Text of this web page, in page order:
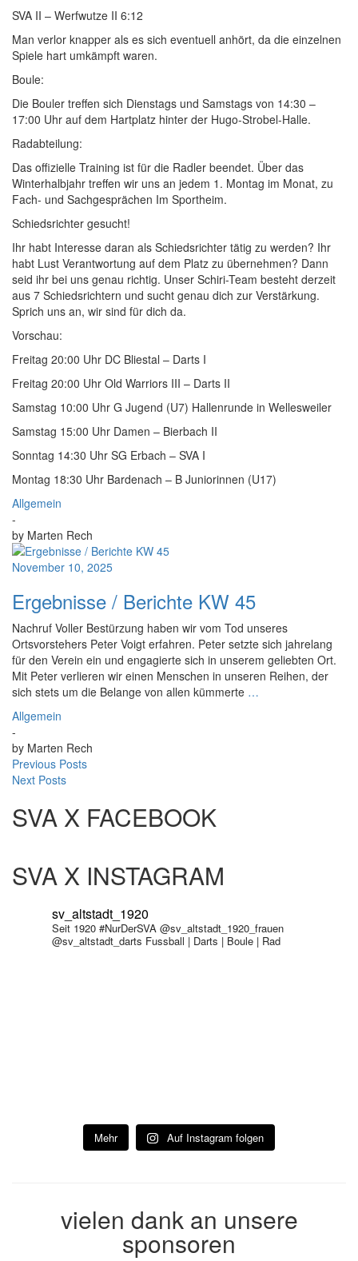
SVA II – Werfwutze II 6:12
Man verlor knapper als es sich eventuell anhört, da die einzelnen
Spiele hart umkämpft waren.
Boule:
Die Bouler treffen sich Dienstags und Samstags von 14:30 –
17:00 Uhr auf dem Hartplatz hinter der Hugo-Strobel-Halle.
Radabteilung:
Das offizielle Training ist für die Radler beendet. Über das
Winterhalbjahr treffen wir uns an jedem 1. Montag im Monat, zu
Fach- und Sachgesprächen Im Sportheim.
Schiedsrichter gesucht!
Ihr habt Interesse daran als Schiedsrichter tätig zu werden? Ihr
habt Lust Verantwortung auf dem Platz zu übernehmen? Dann
seid ihr bei uns genau richtig. Unser Schiri-Team besteht derzeit
aus 7 Schiedsrichtern und sucht genau dich zur Verstärkung.
Sprich uns an, wir sind für dich da.
Vorschau:
Freitag 20:00 Uhr DC Bliestal – Darts I
Freitag 20:00 Uhr Old Warriors III – Darts II
Samstag 10:00 Uhr G Jugend (U7) Hallenrunde in Wellesweiler
Samstag 15:00 Uhr Damen – Bierbach II
Sonntag 14:30 Uhr SG Erbach – SVA I
Montag 18:30 Uhr Bardenach – B Juniorinnen (U17)
Allgemein
-
by Marten Rech
November 10, 2025
Ergebnisse / Berichte KW 45
Nachruf Voller Bestürzung haben wir vom Tod unseres
Ortsvorstehers Peter Voigt erfahren. Peter setzte sich jahrelang
für den Verein ein und engagierte sich in unserem geliebten Ort.
Mit Peter verlieren wir einen Menschen in unseren Reihen, der
sich stets um die Belange von allen kümmerte …
Allgemein
-
by Marten Rech
Previous Posts
Next Posts
SVA X FACEBOOK
SVA X INSTAGRAM
sv_altstadt_1920
Seit 1920 #NurDerSVA @sv_altstadt_1920_frauen
@sv_altstadt_darts Fussball | Darts | Boule | Rad
Mehr Auf Instagram folgen
vielen dank an unsere
sponsoren